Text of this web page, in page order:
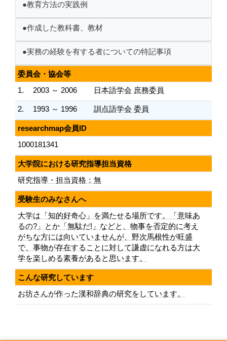
●教育方法の実践例
●作成した教科書、教材
●実務の経験を有する者についての特記事項
委員会・協会等
1.
2003 ～ 2006 日本語学会 庶務委員
2. 1993 ～ 1996 訓点語学会 委員
researchmap会員ID
1000181341
大学院における研究指導担当資格
研究指導・担当資格：無
受験生のみなさんへ
大学は「知的好奇心」を満たせる場所です。「意味あ
るの?」とか「無駄だ!」などと、物事を否定的に考え
がちな方には向いていませんが、野次馬根性が旺盛
で、事物が存在することに対して謙虚になれる方は大
学を楽しめる素養があると思います。
こんな研究しています
お坊さんが作った漢和辞典の研究をしています。